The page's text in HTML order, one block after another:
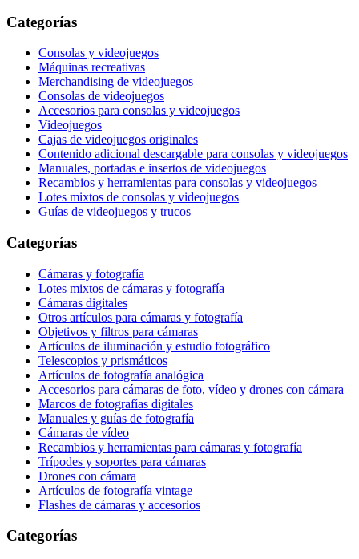
Categorías
Consolas y videojuegos
Máquinas recreativas
Merchandising de videojuegos
Consolas de videojuegos
Accesorios para consolas y videojuegos
Videojuegos
Cajas de videojuegos originales
Contenido adicional descargable para consolas y videojuegos
Manuales, portadas e insertos de videojuegos
Recambios y herramientas para consolas y videojuegos
Lotes mixtos de consolas y videojuegos
Guías de videojuegos y trucos
Categorías
Cámaras y fotografía
Lotes mixtos de cámaras y fotografía
Cámaras digitales
Otros artículos para cámaras y fotografía
Objetivos y filtros para cámaras
Artículos de iluminación y estudio fotográfico
Telescopios y prismáticos
Artículos de fotografía analógica
Accesorios para cámaras de foto, vídeo y drones con cámara
Marcos de fotografías digitales
Manuales y guías de fotografía
Cámaras de vídeo
Recambios y herramientas para cámaras y fotografía
Trípodes y soportes para cámaras
Drones con cámara
Artículos de fotografía vintage
Flashes de cámaras y accesorios
Categorías